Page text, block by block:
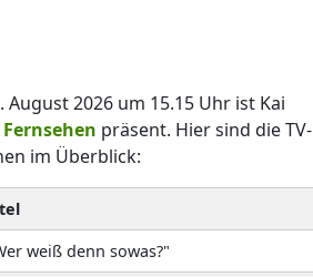
2026 um 15.15 Uhr ist Kai
Fernsehen präsent. Hier sind die TV-
im Überblick:
weiß denn sowas?"